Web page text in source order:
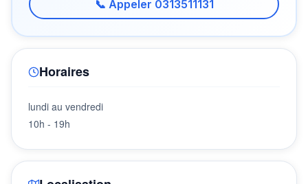
📞 Appeler 0313511131
Horaires
lundi au vendredi
10h - 19h